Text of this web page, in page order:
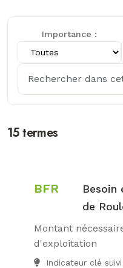
Importance :
15 termes
BFR
Besoin
de
Montant
d'exploitation
Indicateur clé